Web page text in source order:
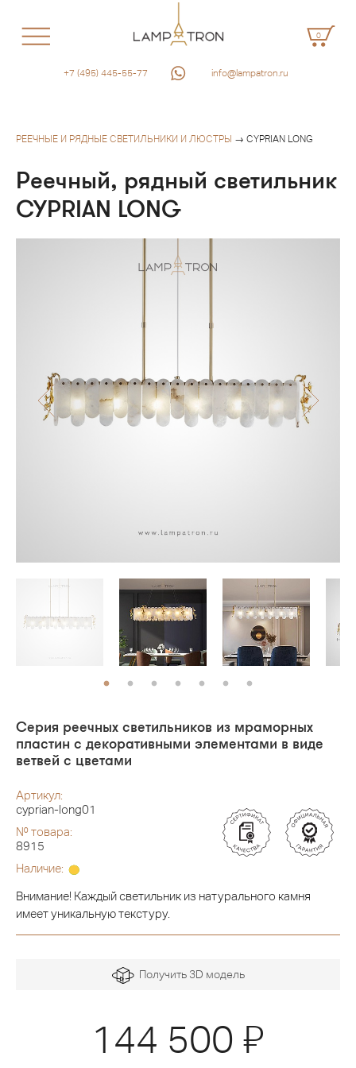
0
+7 (495) 445-55-77 info@lampatron.ru
РЕЕЧНЫЕ И РЯДНЫЕ СВЕТИЛЬНИКИ И ЛЮСТРЫ → CYPRIAN LONG
Реечный, рядный светильник
CYPRIAN LONG
Серия реечных светильников из мраморных
пластин с декоративными элементами в виде
ветвей с цветами
Артикул:
cyprian-long01
№ товара:
8915
Наличие:
Внимание! Каждый светильник из натурального камня
имеет уникальную текстуру.
Получить 3D модель
144 500 Я